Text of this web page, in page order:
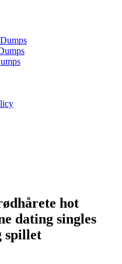
hot
dating singles
spillet